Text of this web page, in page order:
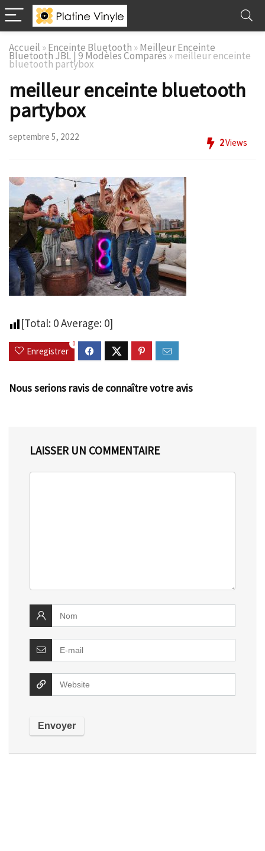
Accueil »Enceinte Bluetooth »Meilleur Enceinte
Bluetooth JBL | 9 Modèles Comparés » meilleur enceinte
bluetooth partybox
meilleur enceinte bluetooth
partybox
septembre 5, 2022
2Views
[Total: 0Average: 0]
Enregistrer
0
Nous serions ravis de connaître votre avis
LAISSER UN COMMENTAIRE